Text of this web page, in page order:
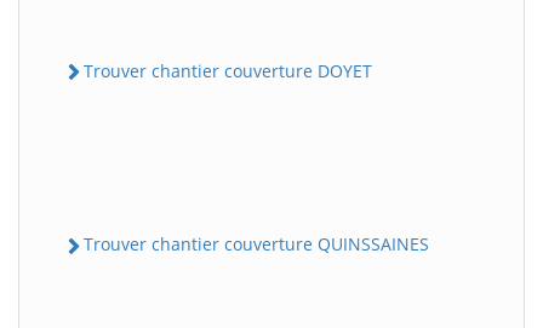
Trouver chantier couverture DOYET
Trouver chantier couverture QUINSSAINES